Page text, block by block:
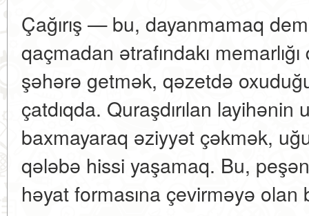
Çağırış — bu, dayanmamaq
qaçmadan ətrafındakı
şəhərə getmək, qəzetdə
çatdıqda. Quraşdırılan layihənin
baxmayaraq əziyyət çəkmək,
qələbə hissi yaşamaq. Bu,
həyat formasına çevirməyə olan